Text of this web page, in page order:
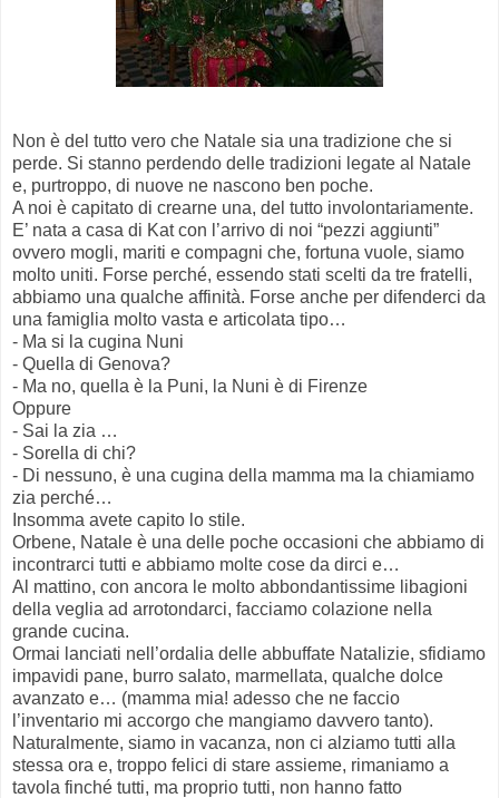
Non è del tutto vero che Natale sia una tradizione che si
perde. Si stanno perdendo delle tradizioni legate al Natale
e, purtroppo, di nuove ne nascono ben poche.
A noi è capitato di crearne una, del tutto involontariamente.
E’ nata a casa di Kat con l’arrivo di noi “pezzi aggiunti”
ovvero mogli, mariti e compagni che, fortuna vuole, siamo
molto uniti. Forse perché, essendo stati scelti da tre fratelli,
abbiamo una qualche affinità. Forse anche per difenderci da
una famiglia molto vasta e articolata tipo…
- Ma si la cugina Nuni
- Quella di Genova?
- Ma no, quella è la Puni, la Nuni è di Firenze
Oppure
- Sai la zia …
- Sorella di chi?
- Di nessuno, è una cugina della mamma ma la chiamiamo
zia perché…
Insomma avete capito lo stile.
Orbene, Natale è una delle poche occasioni che abbiamo di
incontrarci tutti e abbiamo molte cose da dirci e…
Al mattino, con ancora le molto abbondantissime libagioni
della veglia ad arrotondarci, facciamo colazione nella
grande cucina.
Ormai lanciati nell’ordalia delle abbuffate Natalizie, sfidiamo
impavidi pane, burro salato, marmellata, qualche dolce
avanzato e… (mamma mia! adesso che ne faccio
l’inventario mi accorgo che mangiamo davvero tanto).
Naturalmente, siamo in vacanza, non ci alziamo tutti alla
stessa ora e, troppo felici di stare assieme, rimaniamo a
tavola finché tutti, ma proprio tutti, non hanno fatto